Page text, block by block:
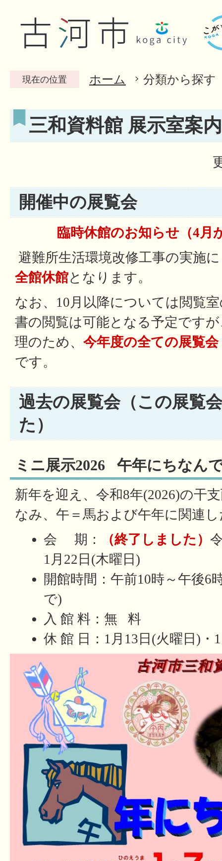
現在の位置 ホーム 分類から探す
三和資料館 展示室案内
開催中の展覧会
臨時休館のお知らせ（4月
避難所生活環境改修工事の実施
全館休館となります。
なお、10月以降については閲覧
書の閲覧は可能となる予定です
理のため、 今年度の全ての展覧
です。
過去の展覧会（この展覧
た）
ミニ展示2026 午年にちなん
新年を迎え、令和8年(2026)の干
なみ、午＝馬および午年に関連
会 期：
（終了しました）
1月22日(木曜日)
開館時間：午前10時～午後6
で)
入 館 料：無 料
休 館 日：1月13日(火曜日)・